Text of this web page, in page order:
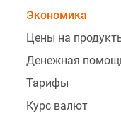
Экономика
Цены на
Денежная
Тарифы
Курс валют